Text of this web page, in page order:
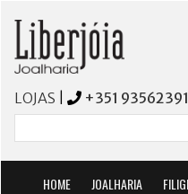
LOJAS +351
HOME JOALHARIA